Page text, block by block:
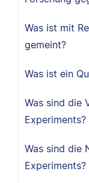
Was ist mit
gemeint?
Was ist ein
Was sind die
Experiments?
Was sind die
Experiments?